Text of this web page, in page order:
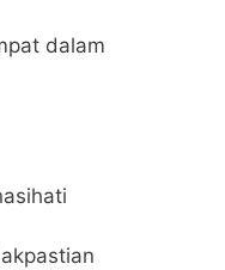
dalam